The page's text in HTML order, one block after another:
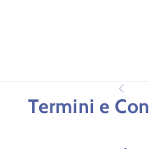
Termini e